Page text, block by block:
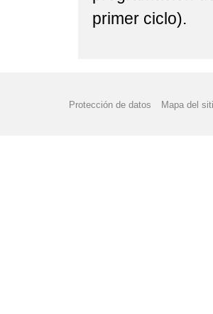
primer ciclo).
Protección de datos Mapa del